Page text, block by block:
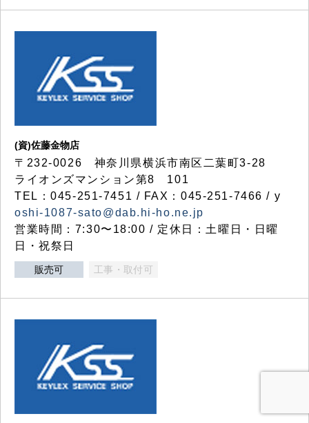
(資)佐藤金物店
〒232-0026 神奈川県横浜市南区二葉町3-28
ライオンズマンション第8 101
TEL：045-251-7451 / FAX：045-251-7466 / y
oshi-1087-sato@dab.hi-ho.ne.jp
営業時間：7:30〜18:00 / 定休日：土曜日・日曜
日・祝祭日
販売可 工事・取付可